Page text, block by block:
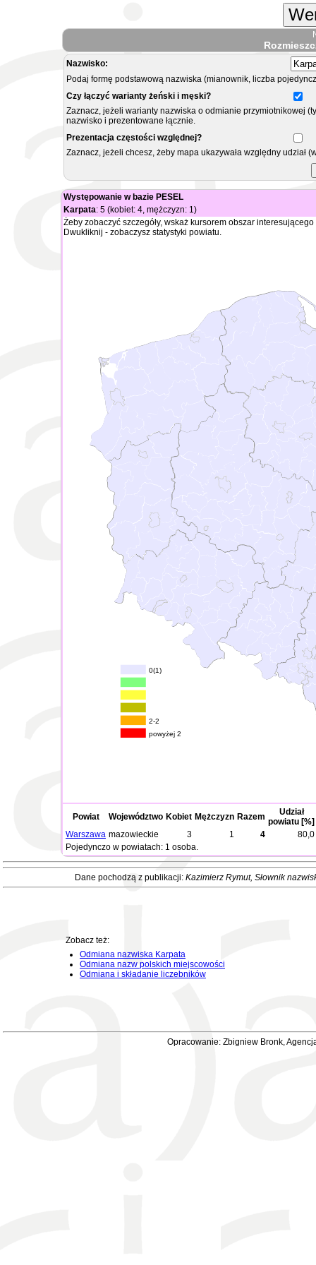
Nazwisko:
Podaj formę podstawową nazwiska (mianownik, liczba
Czy łączyć warianty żeński i męski?
Zaznacz, jeżeli warianty nazwiska o odmianie przymiotnikowej
nazwisko i prezentowane łącznie.
Prezentacja częstości względnej?
Zaznacz, jeżeli chcesz, żeby mapa ukazywała względny
Występowanie w bazie PESEL
Karpata: 5 (kobiet: 4, mężczyzn: 1)
Żeby zobaczyć szczegóły, wskaż kursorem obszar
Dwukliknij - zobaczysz statystyki powiatu.
0(1)
2-2
powyżej 2
Powiat Województwo Kobiet Mężczyzn Razem
Udział
powiatu [%]
Warszawa mazowieckie 3 1 4
80,0
Pojedynczo w powiatach: 1 osoba.
Dane pochodzą z publikacji: Kazimierz Rymut, Słownik
Zobacz też:
Odmiana nazwiska Karpata
Odmiana nazw polskich miejscowości
Odmiana i składanie liczebników
Opracowanie: Zbigniew Bronk,